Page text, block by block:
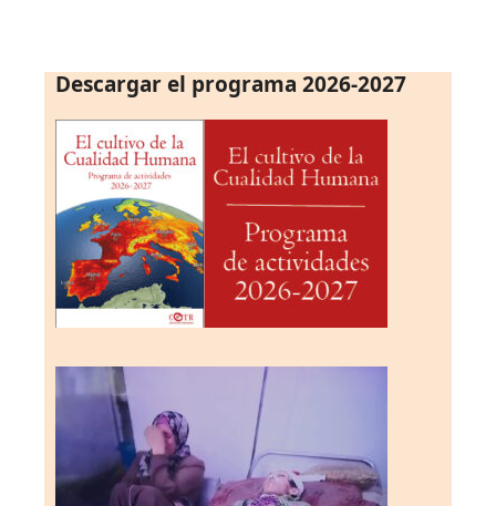
Descargar el programa 2026-2027